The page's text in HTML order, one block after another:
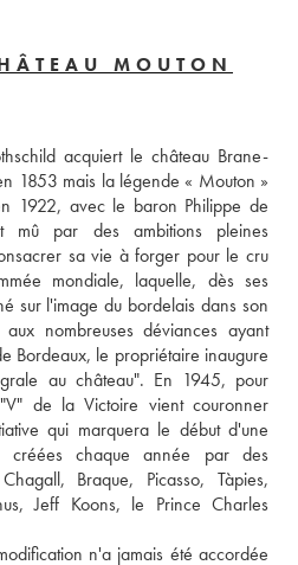
MOUTON
acquiert le château Brane-
1853 mais la légende « Mouton »
1922, avec le baron Philippe de
par des ambitions pleines
sa vie à forger pour le cru
mondiale, laquelle, dès ses
sur l'image du bordelais dans son
nombreuses déviances ayant
Bordeaux, le propriétaire inaugure
au château". En 1945, pour
de la Victoire vient couronner
qui marquera le début d'une
créées chaque année par des
Braque, Picasso, Tàpies,
Jeff Koons, le Prince Charles
n'a jamais été accordée